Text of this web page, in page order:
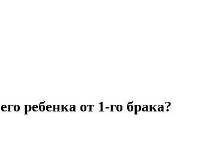
ребенка от 1-го брака?